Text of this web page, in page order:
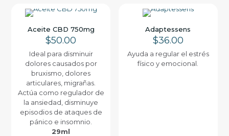
Aceite CBD 750mg
$50.00
Ideal para disminuir
dolores causados por
bruxismo, dolores
articulares, migrañas.
Actúa como regulador de
la ansiedad, disminuye
episodios de ataques de
pánico e insomnio.
29ml
Adaptessens
$36.00
Ayuda a regular el estrés
físico y emocional.